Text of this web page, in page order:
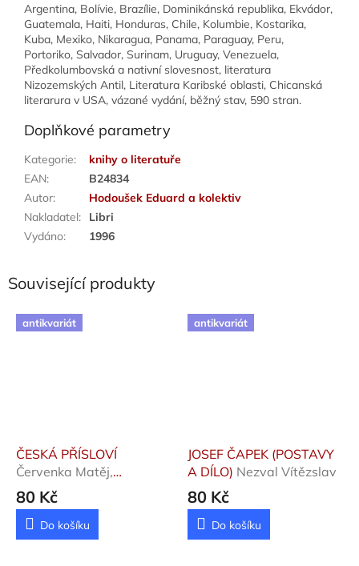
Argentina, Bolívie, Brazílie, Dominikánská republika, Ekvádor,
Guatemala, Haiti, Honduras, Chile, Kolumbie, Kostarika,
Kuba, Mexiko, Nikaragua, Panama, Paraguay, Peru,
Portoriko, Salvador, Surinam, Uruguay, Venezuela,
Předkolumbovská a nativní slovesnost, literatura
Nizozemských Antil, Literatura Karibské oblasti, Chicanská
literarura v USA, vázané vydání, běžný stav, 590 stran.
Doplňkové parametry
Kategorie:
knihy o literatuře
EAN:
B24834
Autor:
Hodoušek Eduard a kolektiv
Nakladatel:
Libri
Vydáno: 1996
Související produkty
antikvariát
ČESKÁ PŘÍSLOVÍ
Červenka Matěj,
Blahoslav Jan
80 Kč
Do košíku
antikvariát
JOSEF ČAPEK (POSTAVY
A DÍLO) Nezval Vítězslav
80 Kč
Do košíku